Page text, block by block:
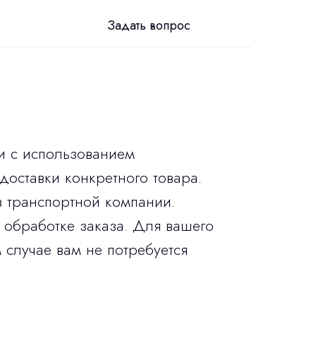
Задать вопрос
с использованием
конкретного товара.
компании.
заказа. Для вашего
вам не потребуется